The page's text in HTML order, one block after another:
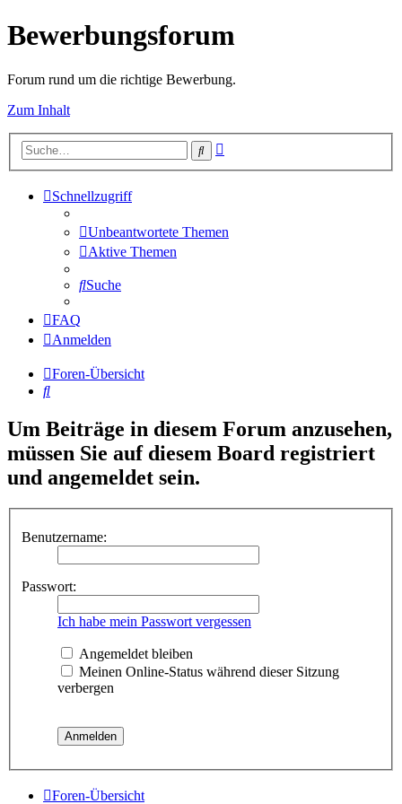
Bewerbungsforum
Forum rund um die richtige Bewerbung.
Zum Inhalt
Suche
Schnellzugriff
Unbeantwortete Themen
Aktive Themen
Suche
FAQ
Anmelden
Foren-Übersicht
Suche
Um Beiträge in diesem Forum anzusehen,
müssen Sie auf diesem Board registriert
und angemeldet sein.
Benutzername:
Passwort:
Ich habe mein Passwort vergessen
Angemeldet bleiben
Meinen Online-Status während dieser Sitzung
verbergen
Foren-Übersicht